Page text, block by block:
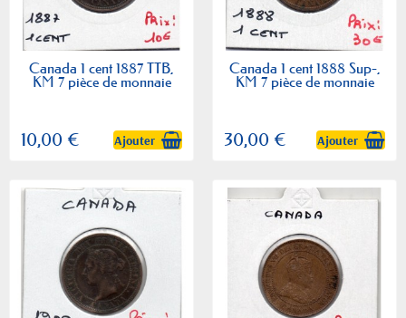
Canada 1 cent 1887 TTB,
KM 7 pièce de monnaie
10,00 € Ajouter
Canada 1 cent 1888 Sup-,
KM 7 pièce de monnaie
30,00 € Ajouter